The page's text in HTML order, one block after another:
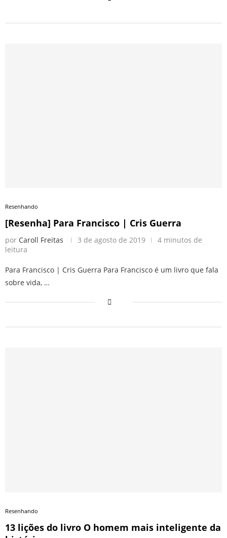
Resenhando
[Resenha] Para Francisco | Cris Guerra
por Caroll Freitas 3 de agosto de 2019
4 minutos de
leitura
Para Francisco | Cris Guerra Para Francisco é um livro que fala
sobre vida, …
Resenhando
13 lições do livro O homem mais inteligente da